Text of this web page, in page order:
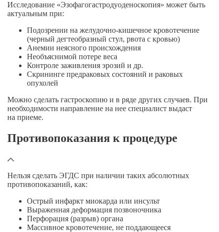
Исследование «Эзофагогастродуоденоскопия» может быть
актуальным при:
Подозрении на желудочно-кишечное кровотечение
(черный дегтеобразный стул, рвота с кровью)
Анемии неясного происхождения
Необъяснимой потере веса
Контроле заживления эрозий и др.
Скрининге предраковых состояний и раковых
опухолей
Можно сделать гастроскопию и в ряде других случаев. При
необходимости направление на нее специалист выдаст
на приеме.
Противопоказания к процедуре
Нельзя сделать ЭГДС при наличии таких абсолютных
противопоказаний, как:
Острый инфаркт миокарда или инсульт
Выраженная деформация позвоночника
Перфорация (разрыв) органа
Массивное кровотечение, не поддающееся